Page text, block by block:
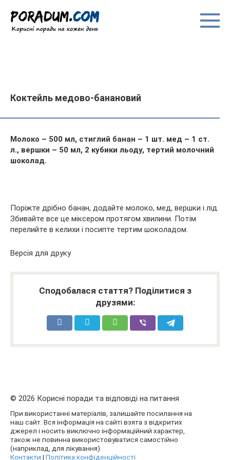
вмісту
Коктейль медово-банановий
Молоко – 500 мл, стиглий банан – 1 шт. мед – 1 ст.
л., вершки – 50 мл, 2 кубики льоду, тертий молочний
шоколад.
Поріжте дрібно банан, додайте молоко, мед, вершки і лід.
Збивайте все це міксером протягом хвилини. Потім
перелийте в келихи і посипте тертим шоколадом.
Версія для друку
Сподобалася стаття? Поділитися з
друзями:
© 2026 Корисні поради та відповіді на питання
При використанні матеріалів, залишайте посилання на
наш сайт. Вся інформація на сайті взята з відкритих
джерел і носить виключно інформаційний характер,
також не повинна використовуватися самостійно
(наприклад, для лікування).
Контакти | Політика конфіденційності